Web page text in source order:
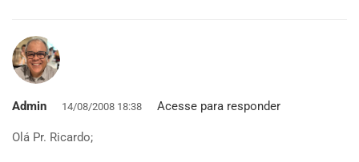
Admin 14/08/2008 18:38 Acesse para responder
Olá Pr. Ricardo;